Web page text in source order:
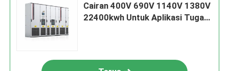
Cairan 400V 690V 1140V 1380V
22400kwh Untuk Aplikasi Tugas